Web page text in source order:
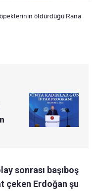
öldürdüğü Rana
sonrası başıboş
çeken Erdoğan şu